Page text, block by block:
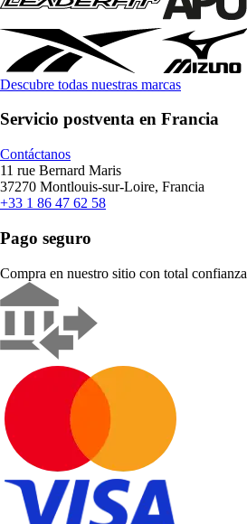
Descubre todas nuestras marcas
Servicio postventa en Francia
Contáctanos
11 rue Bernard Maris
37270 Montlouis-sur-Loire, Francia
+33 1 86 47 62 58
Pago seguro
Compra en nuestro sitio con total confianza